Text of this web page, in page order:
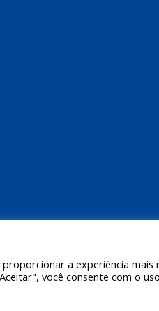
a experiência mais
você consente com o